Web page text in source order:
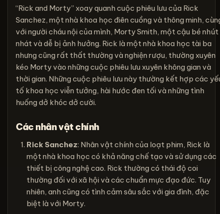
“Rick and Morty” xoay quanh cuộc phiêu lưu của Rick
Sanchez, một nhà khoa học điên cuồng và thông minh,
với người cháu nội của mình, Morty Smith, một cậu bé nhút
nhát và dễ bị ảnh hưởng. Rick là một nhà khoa học tài ba
nhưng cũng rất thất thường và nghiện rượu, thường xuyên
kéo Morty vào những cuộc phiêu lưu xuyên không gian và
thời gian. Những cuộc phiêu lưu này thường kết hợp các
tố khoa học viễn tưởng, hài hước đen tối và những tình
huống dở khóc dở cười.
Các nhân vật chính
Rick Sanchez: Nhân vật chính của loạt phim, Rick là
một nhà khoa học có khả năng chế tạo và sử dụng các
thiết bị công nghệ cao. Rick thường có thái độ coi
thường đối với xã hội và các chuẩn mực đạo đức. Tuy
nhiên, anh cũng có tình cảm sâu sắc với gia đình, đặc
biệt là với Morty.